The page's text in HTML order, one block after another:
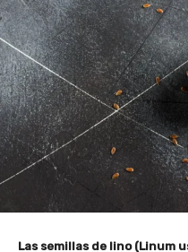
Las semillas de lino (Linum